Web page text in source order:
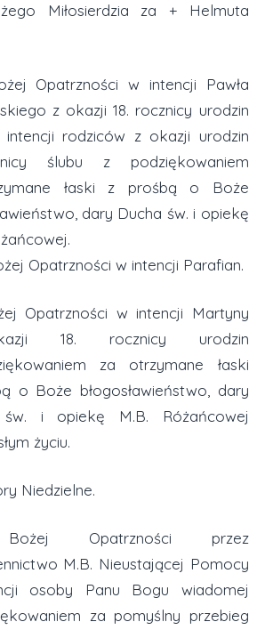
Miłosierdzia za + Helmuta
Opatrzności w intencji Pawła
z okazji 18. rocznicy urodzin
rodziców z okazji urodzin
ślubu z podziękowaniem
łaski z prośbą o Boże
dary Ducha św. i opiekę
Opatrzności w intencji Parafian.
Opatrzności w intencji Martyny
18. rocznicy urodzin
za otrzymane łaski
o Boże błogosławieństwo, dary
św. i opiekę M.B. Różańcowej
życiu.
Niedzielne.
Opatrzności przez
M.B. Nieustającej Pomocy
osoby Panu Bogu wiadomej
za pomyślny przebieg